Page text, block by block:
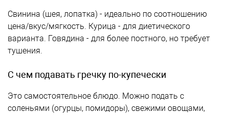
Свинина (шея, лопатка) - идеально по соотношению
цена/вкус/мягкость. Курица - для диетического
варианта. Говядина - для более постного, но требует
тушения.
С чем подавать гречку по-купечески
Это самостоятельное блюдо. Можно подать с
соленьями (огурцы, помидоры), свежими овощами,